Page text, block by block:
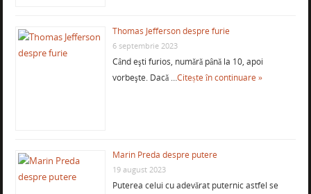
Thomas Jefferson despre furie
6 septembrie 2023
Când eşti furios, numără până la 10, apoi
vorbeşte. Dacă …Citește în continuare »
Marin Preda despre putere
19 august 2023
Puterea celui cu adevărat puternic astfel se